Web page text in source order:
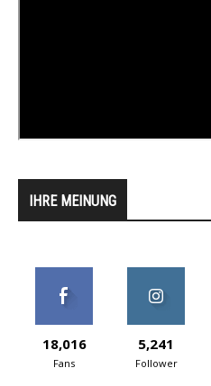
IHRE MEINUNG
18,016
Fans
5,241
Follower